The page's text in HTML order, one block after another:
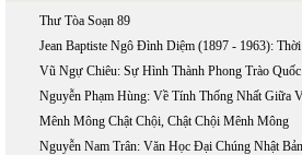
Thư Tòa Soạn 89
Mênh Mông Chật Chội, Chật Chội Mênh Mông